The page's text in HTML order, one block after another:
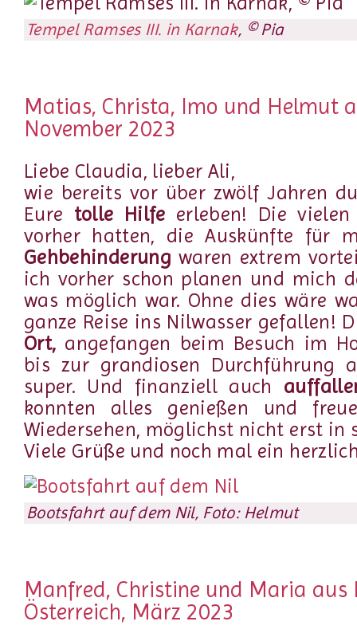
Tempel Ramses III. in Karnak, © Pia
Matias, Christa, Imo und Helmut
November 2023
Liebe Claudia, lieber Ali,
wie bereits vor über zwölf Jahren
Eure tolle Hilfe erleben! Die
vorher hatten, die Auskünfte für
Gehbehinderung waren extrem
ich vorher schon planen und mich
was möglich war. Ohne dies wäre
ganze Reise ins Nilwasser gefallen!
Ort, angefangen beim Besuch im
bis zur grandiosen Durchführung
super. Und finanziell auch
konnten alles genießen und
Wiedersehen, möglichst nicht erst in
Viele Grüße und noch mal ein
Bootsfahrt auf dem Nil, Foto: Helmut
Manfred, Christine und Maria aus
Österreich, März 2023